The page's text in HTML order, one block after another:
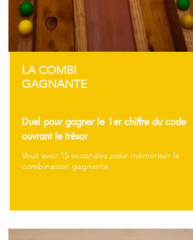
LA COMBI
GAGNANTE
Duel pour gagner le 1er chiffre du code
ouvrant le trésor
Vous avez 15 secondes pour mémoriser la
combinaison gagnante.